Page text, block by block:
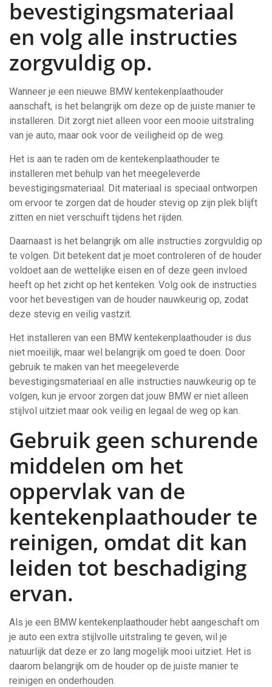
bevestigingsmateriaal
en volg alle instructies
zorgvuldig op.
Wanneer je een nieuwe BMW kentekenplaathouder
aanschaft, is het belangrijk om deze op de juiste manier te
installeren. Dit zorgt niet alleen voor een mooie uitstraling
van je auto, maar ook voor de veiligheid op de weg.
Het is aan te raden om de kentekenplaathouder te
installeren met behulp van het meegeleverde
bevestigingsmateriaal. Dit materiaal is speciaal ontworpen
om ervoor te zorgen dat de houder stevig op zijn plek blijft
zitten en niet verschuift tijdens het rijden.
Daarnaast is het belangrijk om alle instructies zorgvuldig op
te volgen. Dit betekent dat je moet controleren of de houder
voldoet aan de wettelijke eisen en of deze geen invloed
heeft op het zicht op het kenteken. Volg ook de instructies
voor het bevestigen van de houder nauwkeurig op, zodat
deze stevig en veilig vastzit.
Het installeren van een BMW kentekenplaathouder is dus
niet moeilijk, maar wel belangrijk om goed te doen. Door
gebruik te maken van het meegeleverde
bevestigingsmateriaal en alle instructies nauwkeurig op te
volgen, kun je ervoor zorgen dat jouw BMW er niet alleen
stijlvol uitziet maar ook veilig en legaal de weg op kan.
Gebruik geen schurende
middelen om het
oppervlak van de
kentekenplaathouder te
reinigen, omdat dit kan
leiden tot beschadiging
ervan.
Als je een BMW kentekenplaathouder hebt aangeschaft om
je auto een extra stijlvolle uitstraling te geven, wil je
natuurlijk dat deze er zo lang mogelijk mooi uitziet. Het is
daarom belangrijk om de houder op de juiste manier te
reinigen en onderhouden.